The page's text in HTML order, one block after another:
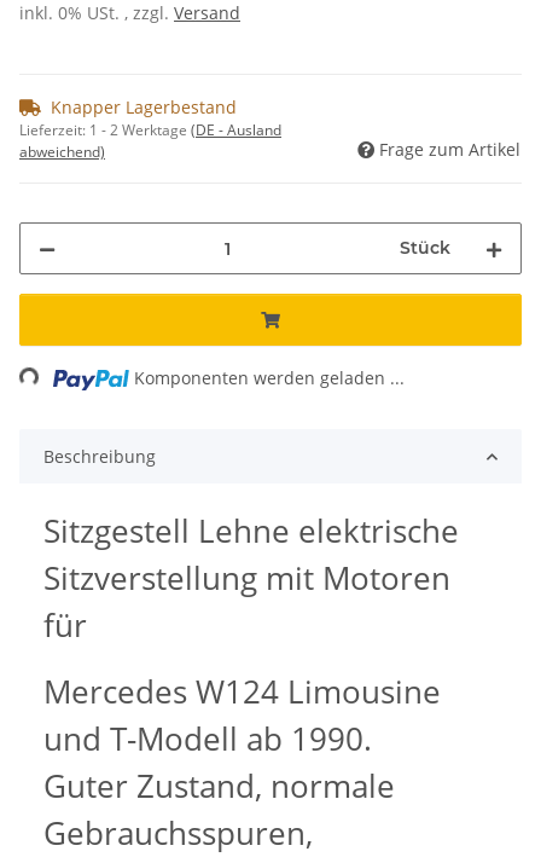
inkl. 0% USt. , zzgl. Versand
Knapper Lagerbestand
Lieferzeit: 1 - 2 Werktage (DE - Ausland
abweichend)
Frage zum Artikel
Stück
Komponenten werden geladen ...
Beschreibung
Sitzgestell Lehne elektrische
Sitzverstellung mit Motoren
für
Mercedes W124 Limousine
und T-Modell ab 1990.
Guter Zustand, normale
Gebrauchsspuren,